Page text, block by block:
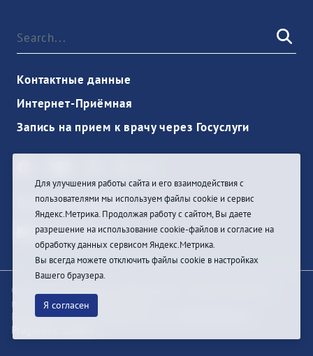
Контактные данные
Интернет-Приёмная
Запись на прием к врачу через Госуслуги
Ouvrir une session
© При цитировании информации с сайта ссылка на
первоисточник обязательна
Разработка и техподдержка сайта
Pragmatic Studio
Для улучшения работы сайта и его взаимодействия с
пользователями мы используем файлы cookie и сервис
Яндекс.Метрика. Продолжая работу с сайтом, Вы даете
разрешение на использование cookie-файлов и согласие на
обработку данных сервисом Яндекс.Метрика.
Вы всегда можете отключить файлы cookie в настройках
Вашего браузера.
Я согласен